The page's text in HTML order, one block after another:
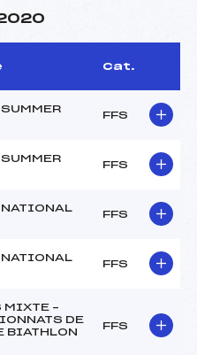
Cat.
FFS
FFS
FFS
FFS
MIXTE –
DE
BIATHLON
FFS